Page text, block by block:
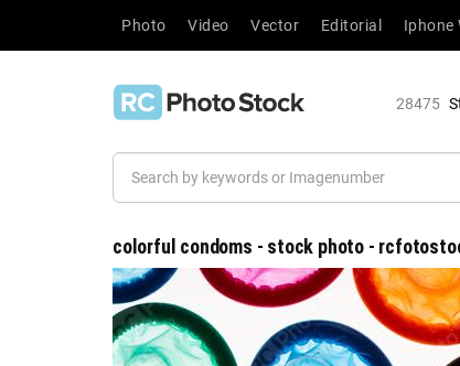
Photo Video Vector Editorial Iphone
28475
colorful condoms - stock photo -